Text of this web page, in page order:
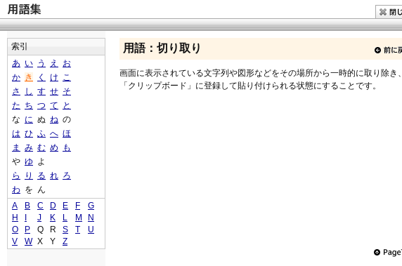
用語：切り取り
画面に表示されている文字列や図形などをその場所から一時的に取り除き、
「クリップボード」に登録して貼り付けられる状態にすることです。
索引
あ い う え
お
か き く け こ
さ
し す せ そ
た ち つ て
と
な に ぬ ね の
は ひ ふ へ ほ
ま
み む め
も
や ゆ よ
ら
り る れ ろ
わ を ん
A
B C D E F
G
H
J K L M
N
O
P Q R S T
U
V
W X Y Z